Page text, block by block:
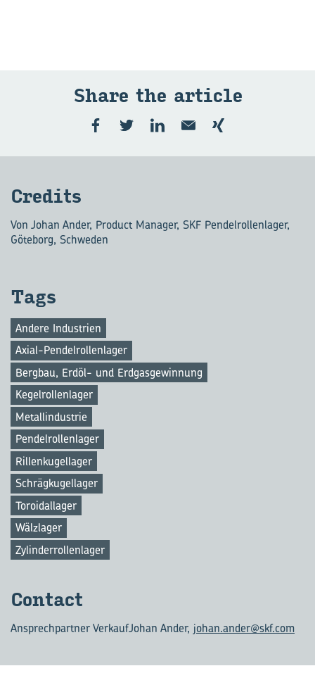
Share the ar­ticle
Cre­dits
Von Johan Ander, Product Manager, SKF Pendelrollenlager,
Göteborg, Schweden
Tags
Andere Industrien
Axial-Pendelrollenlager
Bergbau, Erdöl- und Erdgasgewinnung
Kegelrollenlager
Metallindustrie
Pendelrollenlager
Rillenkugellager
Schrägkugellager
Toroidallager
Wälzlager
Zylinderrollenlager
Con­tact
Ansprechpartner VerkaufJohan Ander, johan.ander@skf.com